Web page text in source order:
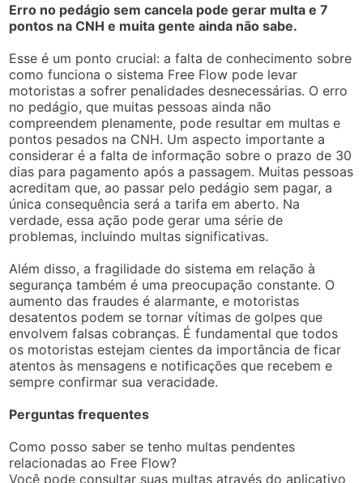
Erro no pedágio sem cancela pode gerar multa e 7
pontos na CNH e muita gente ainda não sabe.
Esse é um ponto crucial: a falta de conhecimento sobre
como funciona o sistema Free Flow pode levar
motoristas a sofrer penalidades desnecessárias. O erro
no pedágio, que muitas pessoas ainda não
compreendem plenamente, pode resultar em multas e
pontos pesados na CNH. Um aspecto importante a
considerar é a falta de informação sobre o prazo de 30
dias para pagamento após a passagem. Muitas pessoas
acreditam que, ao passar pelo pedágio sem pagar, a
única consequência será a tarifa em aberto. Na
verdade, essa ação pode gerar uma série de
problemas, incluindo multas significativas.
Além disso, a fragilidade do sistema em relação à
segurança também é uma preocupação constante. O
aumento das fraudes é alarmante, e motoristas
desatentos podem se tornar vítimas de golpes que
envolvem falsas cobranças. É fundamental que todos
os motoristas estejam cientes da importância de ficar
atentos às mensagens e notificações que recebem e
sempre confirmar sua veracidade.
Perguntas frequentes
Como posso saber se tenho multas pendentes
relacionadas ao Free Flow?
Você pode consultar suas multas através do aplicativo